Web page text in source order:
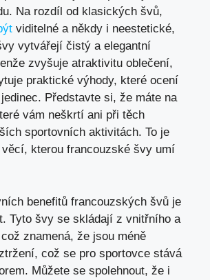
Na rozdíl od klasických švů,
viditelné a někdy i neestetické,
vytvářejí čistý a elegantní
zvyšuje atraktivitu oblečení,
praktické výhody, které ocení
Představte si, že máte na
vám neškrtí ani při těch
sportovních aktivitách. To je
věcí, kterou francouzské švy umí
benefitů francouzských švů je
Tyto švy se skládají z vnitřního a
znamená, že jsou méně
což se pro sportovce stává
Můžete se spolehnout, že i